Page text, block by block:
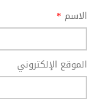
الاسم *
الموقع الإلكتروني